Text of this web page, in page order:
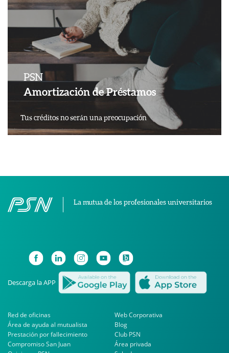
PSN
Amortización de Préstamos
Tus créditos no serán una preocupación
La mutua de los profesionales universitarios
Red de oficinas
Área de ayuda al mutualista
Prestación por fallecimiento
Compromiso San Juan
Web Corporativa
Blog
Club PSN
Área privada
Descarga la APP